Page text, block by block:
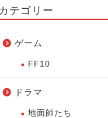
カテゴリー
ゲーム
FF10
ドラマ
地面師たち